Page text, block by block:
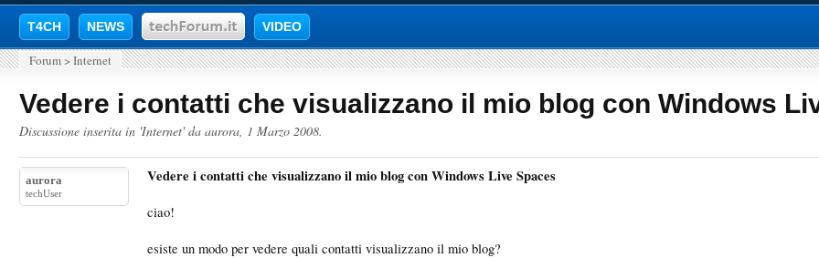
T4CH NEWS VIDEO
Forum > Internet
Vedere i contatti che visualizzano il mio blog con Windows
Discussione inserita in 'Internet' da aurora, 1 Marzo 2008.
aurora
techUser
Vedere i contatti che visualizzano il mio blog con Windows Live Spaces
ciao!
esiste un modo per vedere quali contatti visualizzano il mio blog?